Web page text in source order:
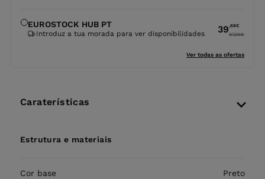
EUROSTOCK HUB PT
Introduz a tua morada para ver disponibilidades 39,68€
97,99€
Ver todas as ofertas
Caraterísticas
Estrutura e materiais
Cor base Preto